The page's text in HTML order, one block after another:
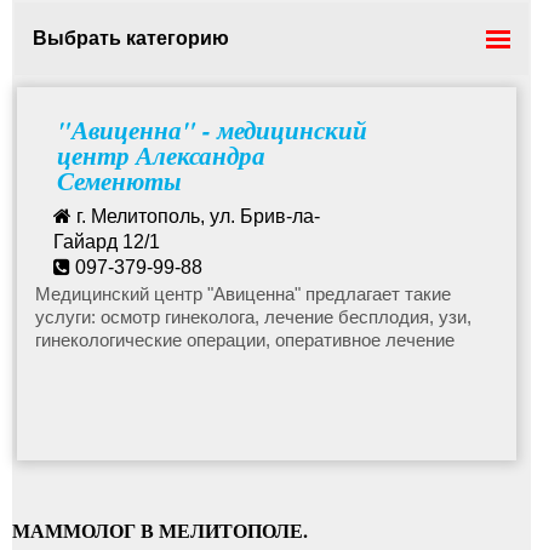
Выбрать категорию
Ортопед
Вертебролог
Кардиолог
"Авиценна" - медицинский
центр Александра
Семенюты
г. Мелитополь, ул. Брив-ла-
Гайард 12/1
097-379-99-88
avicentermelitopol@gmail.com
Медицинский центр "Авиценна" предлагает такие
услуги: осмотр гинеколога, лечение бесплодия, узи,
гинекологические операции, оперативное лечение
МАММОЛОГ В МЕЛИТОПОЛЕ.